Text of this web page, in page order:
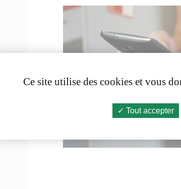
Ce site utilise des cookies et vous
Tout accepter